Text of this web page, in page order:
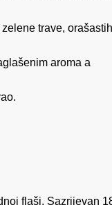
trave, orašastih
aroma a
flaši. Sazrijevan